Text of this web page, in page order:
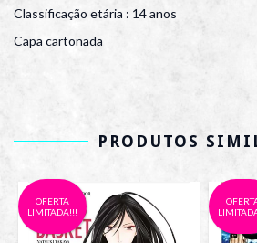
Classificação etária : 14 anos
Capa cartonada
PRODUTOS
OFERTA
LIMITADA!!!